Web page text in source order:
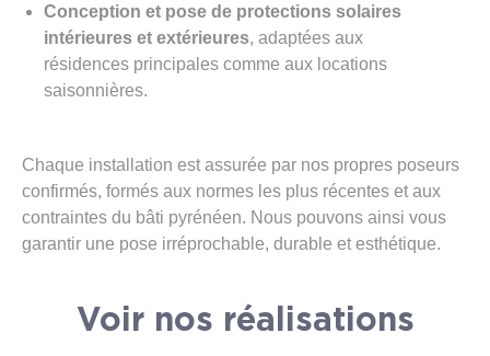
Conception et pose de protections solaires
intérieures et extérieures, adaptées aux
résidences principales comme aux locations
saisonnières.
Chaque installation est assurée par nos propres poseurs
confirmés, formés aux normes les plus récentes et aux
contraintes du bâti pyrénéen. Nous pouvons ainsi vous
garantir une pose irréprochable, durable et esthétique.
Voir nos réalisations